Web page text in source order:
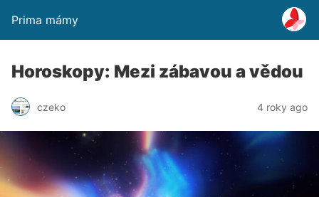
Prima mámy
Horoskopy: Mezi zábavou a vědou
czeko 4 roky ago